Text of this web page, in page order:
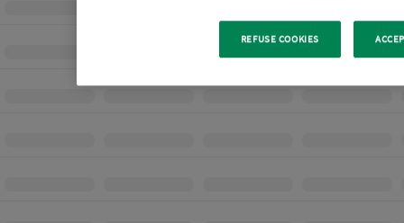
REFUSE COOKIES